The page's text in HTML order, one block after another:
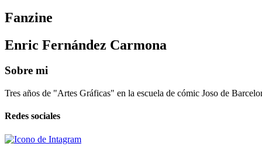
Fanzine
Enric Fernández Carmona
Sobre mi
Tres años de "Artes Gráficas" en la escuela de cómic Joso de
Redes sociales